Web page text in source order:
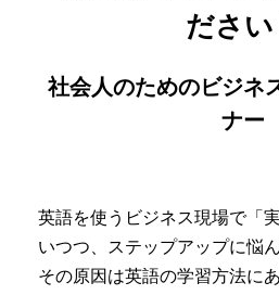
ださい
社会人のためのビジネ
ナー
英語を使うビジネス現場で「
いつつ、ステップアップに悩
その原因は英語の学習方法に